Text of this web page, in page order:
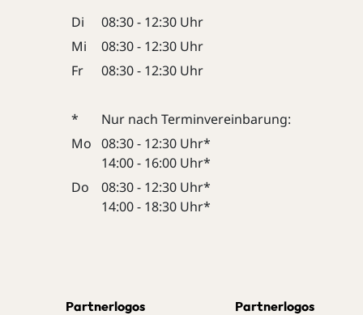
Di
08:30 - 12:30 Uhr
Mi
08:30 - 12:30 Uhr
Fr
08:30 - 12:30 Uhr
*
Nur nach Terminvereinbarung:
Mo 08:30 - 12:30 Uhr*
14:00 - 16:00 Uhr*
Do
08:30 - 12:30 Uhr*
14:00 - 18:30 Uhr*
Partnerlogos Partnerlogos